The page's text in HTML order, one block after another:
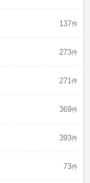
137件
273件
271件
369件
393件
73件